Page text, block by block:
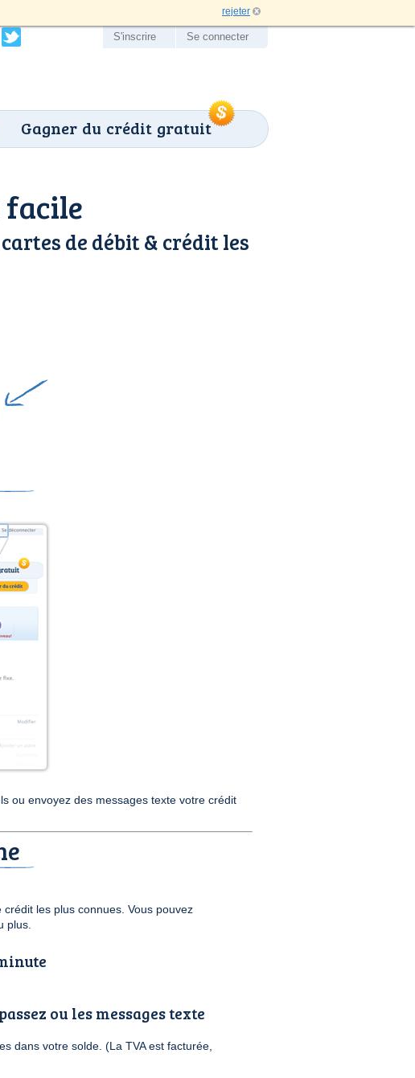
rejeter
Gagner du crédit gratuit
S'inscrire Se connecter
facile
de débit & crédit les
ou envoyez des messages texte votre crédit
les plus connues. Vous pouvez
plus.
ou les messages texte
dans votre solde. (La TVA est facturée,